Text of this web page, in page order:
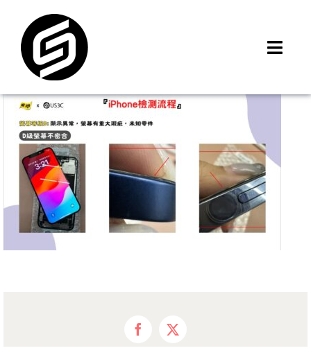
content
iMCheck APP
iPhone 回收價
線上商城
3C租賃
MSI 舊換新
Facebook
X